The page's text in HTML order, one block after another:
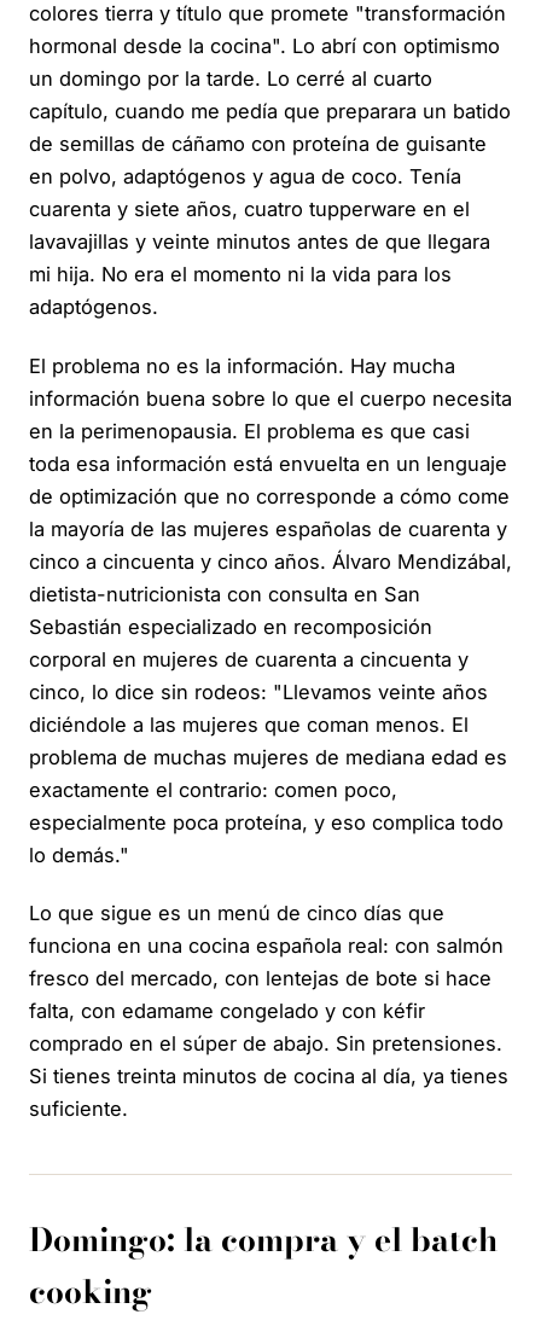
colores tierra y título que promete "transformación
hormonal desde la cocina". Lo abrí con optimismo
un domingo por la tarde. Lo cerré al cuarto
capítulo, cuando me pedía que preparara un batido
de semillas de cáñamo con proteína de guisante
en polvo, adaptógenos y agua de coco. Tenía
cuarenta y siete años, cuatro tupperware en el
lavavajillas y veinte minutos antes de que llegara
mi hija. No era el momento ni la vida para los
adaptógenos.
El problema no es la información. Hay mucha
información buena sobre lo que el cuerpo necesita
en la perimenopausia. El problema es que casi
toda esa información está envuelta en un lenguaje
de optimización que no corresponde a cómo come
la mayoría de las mujeres españolas de cuarenta y
cinco a cincuenta y cinco años. Álvaro Mendizábal,
dietista-nutricionista con consulta en San
Sebastián especializado en recomposición
corporal en mujeres de cuarenta a cincuenta y
cinco, lo dice sin rodeos: "Llevamos veinte años
diciéndole a las mujeres que coman menos. El
problema de muchas mujeres de mediana edad es
exactamente el contrario: comen poco,
especialmente poca proteína, y eso complica todo
lo demás."
Lo que sigue es un menú de cinco días que
funciona en una cocina española real: con salmón
fresco del mercado, con lentejas de bote si hace
falta, con edamame congelado y con kéfir
comprado en el súper de abajo. Sin pretensiones.
Si tienes treinta minutos de cocina al día, ya tienes
suficiente.
Domingo: la compra y el batch
cooking